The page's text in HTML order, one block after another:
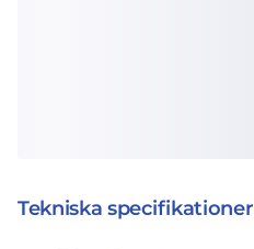
Tekniska specifikationer